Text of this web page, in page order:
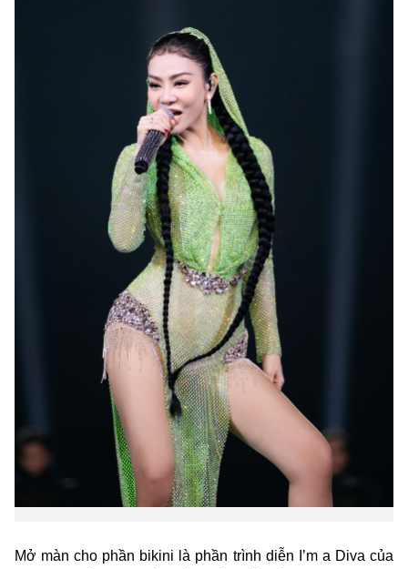
Mở màn cho phần bikini là phần trình diễn I’m a Diva của